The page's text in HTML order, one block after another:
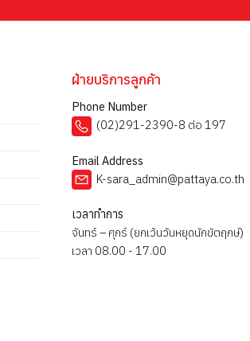
ฝ่ายบริการลูกค้า
Phone Number
(02)291-2390-8 ต่อ 197
Email Address
K-sara_admin@pattaya.co.th
เวลาทำการ
จันทร์ – ศุกร์ (ยกเว้นวันหยุดนักขัตฤกษ์)
เวลา 08.00 - 17.00